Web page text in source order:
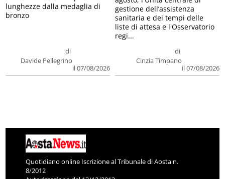
di
Davide Pellegrino
il 07/08/2026
lunghezze dalla medaglia di
bronzo
di
Cinzia Timpano
il 07/08/2026
gestione dell’assistenza
sanitaria e dei tempi delle
liste di attesa e l'Osservatorio
regi...
Quotidiano online Iscrizione al Tribunale di Aosta n.
8/2012